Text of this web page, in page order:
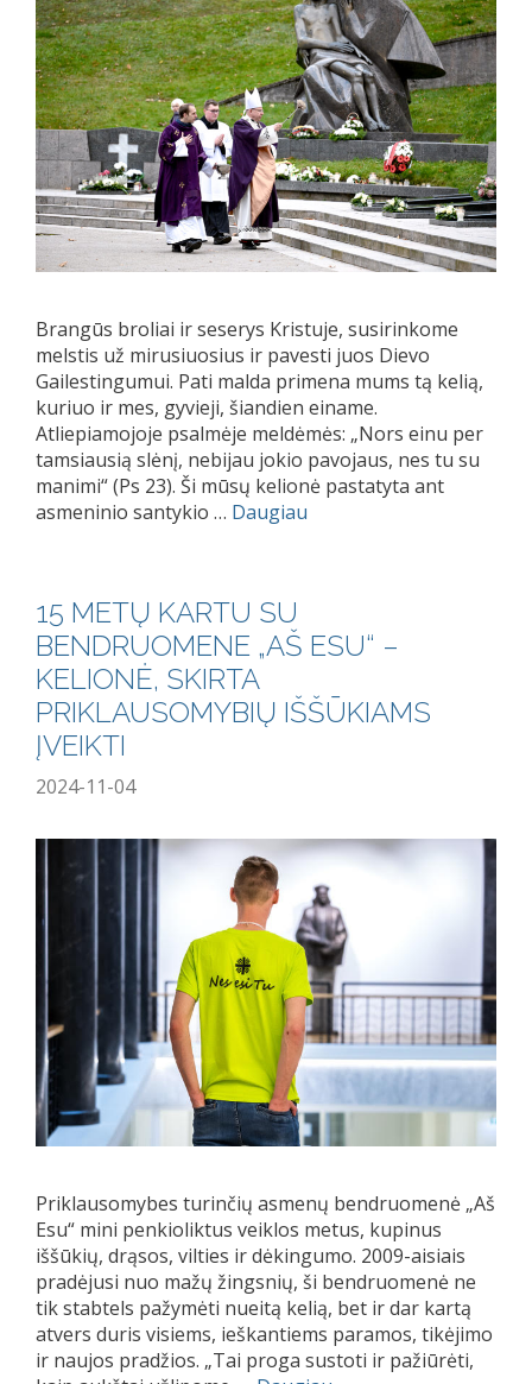
Brangūs broliai ir seserys Kristuje, susirinkome
melstis už mirusiuosius ir pavesti juos Dievo
Gailestingumui. Pati malda primena mums tą kelią,
kuriuo ir mes, gyvieji, šiandien einame.
Atliepiamojoje psalmėje meldėmės: „Nors einu per
tamsiausią slėnį, nebijau jokio pavojaus, nes tu su
manimi“ (Ps 23). Ši mūsų kelionė pastatyta ant
asmeninio santykio … Daugiau
15 METŲ KARTU SU
BENDRUOMENE „AŠ ESU“ –
KELIONĖ, SKIRTA
PRIKLAUSOMYBIŲ IŠŠŪKIAMS
ĮVEIKTI
2024-11-04
Priklausomybes turinčių asmenų bendruomenė „Aš
Esu“ mini penkioliktus veiklos metus, kupinus
iššūkių, drąsos, vilties ir dėkingumo. 2009-aisiais
pradėjusi nuo mažų žingsnių, ši bendruomenė ne
tik stabtels pažymėti nueitą kelią, bet ir dar kartą
atvers duris visiems, ieškantiems paramos, tikėjimo
ir naujos pradžios. „Tai proga sustoti ir pažiūrėti,